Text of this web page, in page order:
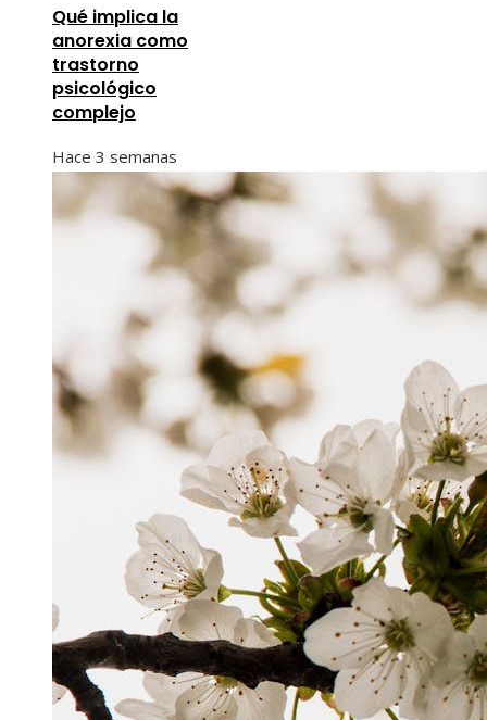
Qué implica la
anorexia como
trastorno
psicológico
complejo
Hace 3 semanas